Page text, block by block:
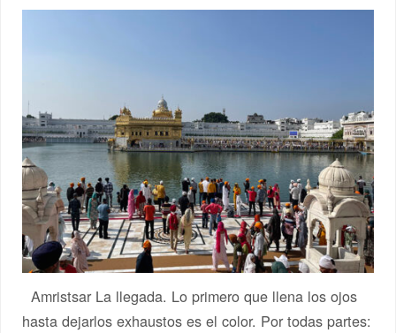
Amristsar La llegada. Lo primero que llena los ojos
hasta dejarlos exhaustos es el color. Por todas partes: